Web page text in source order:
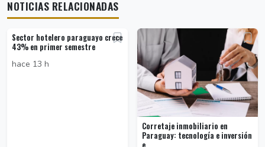
NOTICIAS RELACIONADAS
Sector hotelero paraguayo crece
43% en primer semestre
hace 13 h
Corretaje inmobiliario en
Paraguay: tecnología e inversión